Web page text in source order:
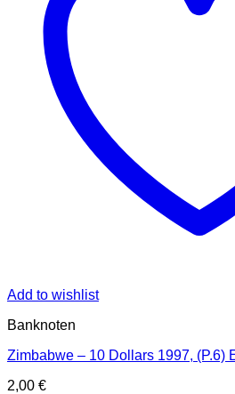
Add to wishlist
Banknoten
Zimbabwe – 10 Dollars 1997, (P.6)
2,00 €